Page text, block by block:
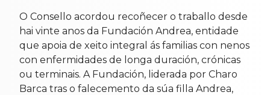
O Consello acordou recoñecer o traballo desde
hai vinte anos da Fundación Andrea, entidade
que apoia de xeito integral ás familias con nenos
con enfermidades de longa duración, crónicas
ou terminais. A Fundación, liderada por Charo
Barca tras o falecemento da súa filla Andrea,